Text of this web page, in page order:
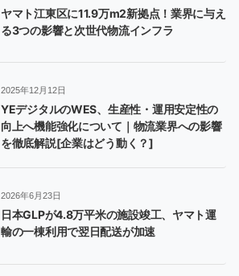
ヤマト江東区に11.9万m2新拠点！業界に与え
る3つの影響と次世代物流インフラ
2025年12月12日
YEデジタルのWES、生産性・運用安定性の
向上へ機能強化について｜物流業界への影響
を徹底解説[企業はどう動く？]
2026年6月23日
日本GLPが4.8万平米の施設竣工、ヤマト運
輸の一棟利用で翌日配送が加速